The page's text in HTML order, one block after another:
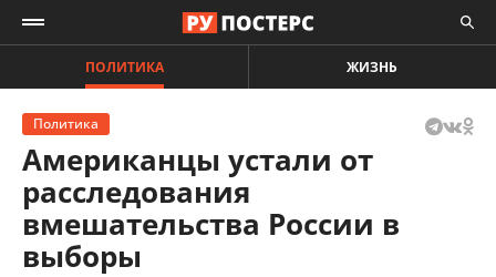
ПОЛИТИКА ЖИЗНЬ
Политика
Американцы устали от
расследования
вмешательства России в
выборы